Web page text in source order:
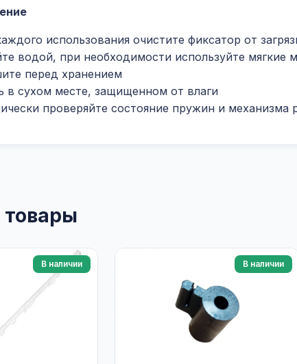
использования очистите фиксатор от
водой, при необходимости используйте мягкие
перед хранением
в сухом месте, защищенном от влаги
проверяйте состояние пружин и механизма
В наличии В наличии